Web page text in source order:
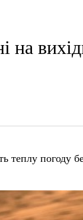
на
теплу погоду